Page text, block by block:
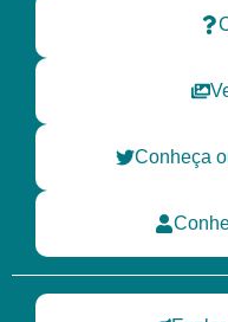
Conheça